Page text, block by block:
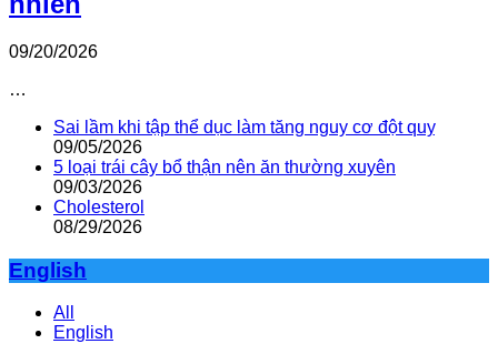
09/20/2026
…
Sai lầm khi tập thể dục làm tăng nguy cơ đột quỵ
09/05/2026
5 loại trái cây bổ thận nên ăn thường xuyên
09/03/2026
Cholesterol
08/29/2026
English
All
English